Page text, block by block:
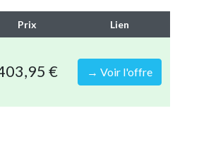
fois, vous optez pour une méthode
envoyé en une seule fois au lieu
s'emboîtent correctement,
Prix Lien
€ → Voir l'offre